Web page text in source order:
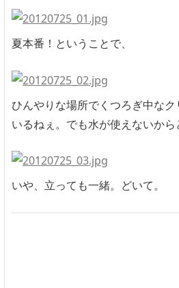
夏本番！ということで、
ひんやりな場所でくつろぎ中な
いるねぇ。でも水が使えないから
いや、立っても一緒。どいて。